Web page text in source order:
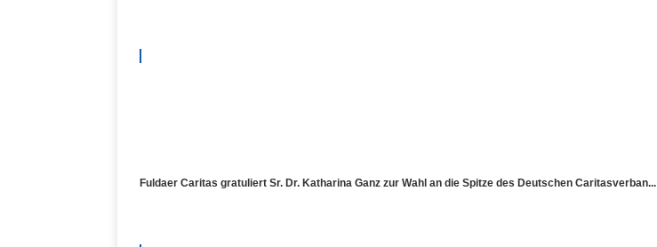
Fuldaer Caritas gratuliert Sr. Dr. Katharina Ganz zur Wahl an die Spitze des Deutschen Caritasverban...